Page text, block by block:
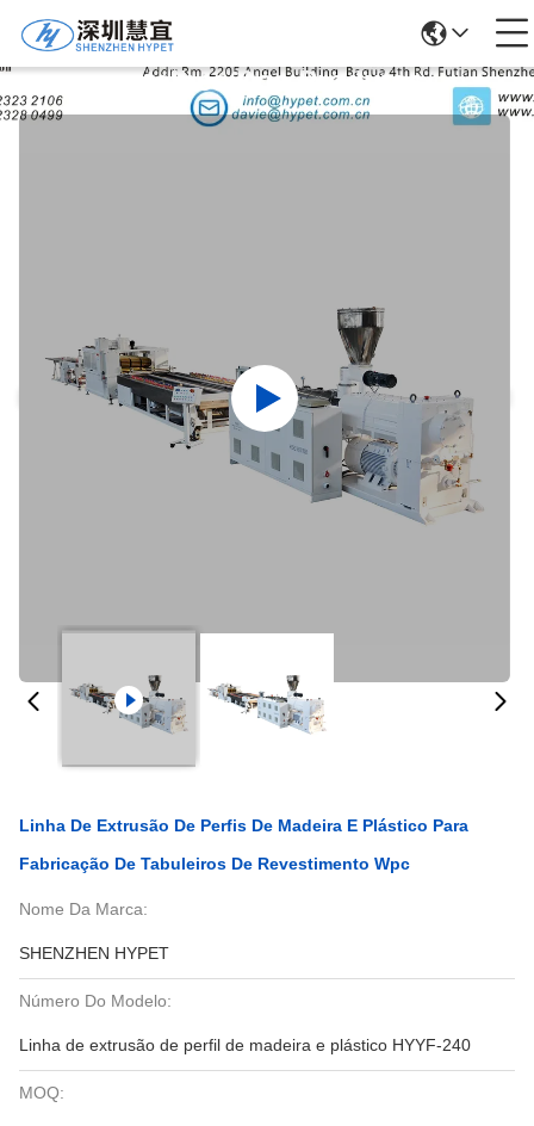
Detalhes Dos Produtos
Linha De Extrusão De Perfis De Madeira E Plástico Para
Fabricação De Tabuleiros De Revestimento Wpc
Nome Da Marca:
SHENZHEN HYPET
Número Do Modelo:
Linha de extrusão de perfil de madeira e plástico HYYF-240
MOQ: